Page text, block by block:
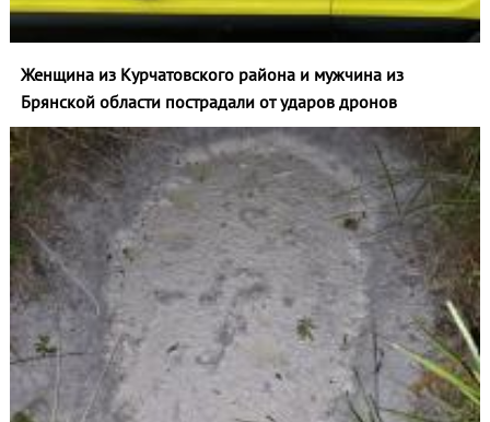
Женщина из Курчатовского района и мужчина из
Брянской области пострадали от ударов дронов